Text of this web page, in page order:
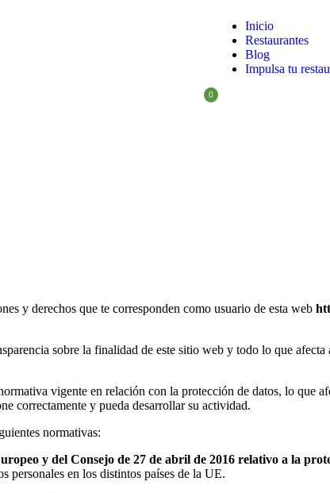
Inicio
Restaurantes
Blog
Impulsa tu
0
y derechos que te corresponden como usuario de esta web
sobre la finalidad de este sitio web y todo lo que
vigente en relación con la protección de datos, lo que
correctamente y pueda desarrollar su actividad.
normativas:
y del Consejo de 27 de abril de 2016 relativo a la
personales en los distintos países de la UE.